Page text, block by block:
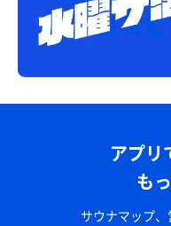
アプリ
も
サウナマップ、